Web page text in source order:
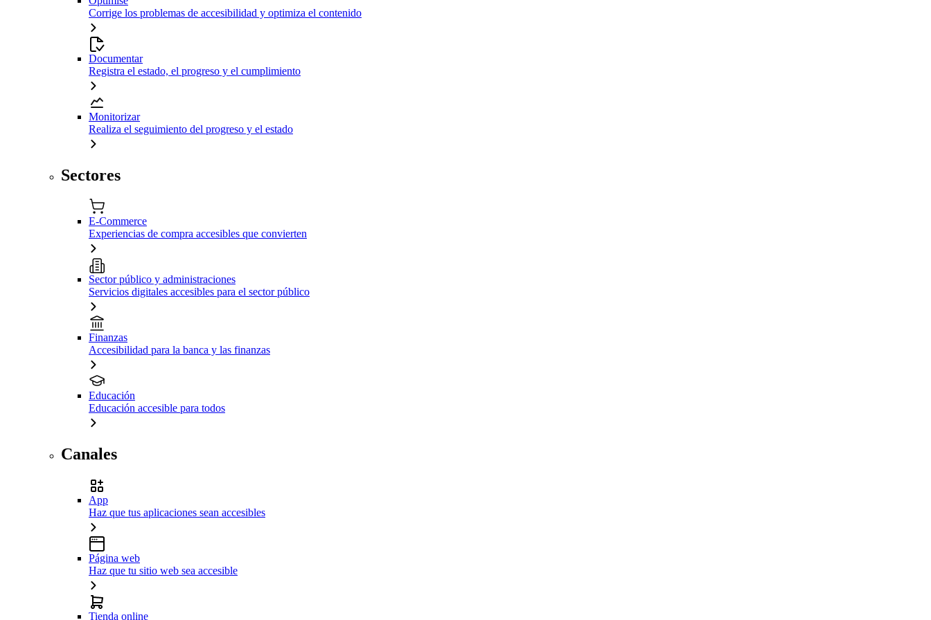
Corrige los problemas de accesibilidad y optimiza el contenido
Documentar
Registra el estado, el progreso y el cumplimiento
Monitorizar
Realiza el seguimiento del progreso y el estado
Sectores
E-Commerce
Experiencias de compra accesibles que convierten
Sector público y administraciones
Servicios digitales accesibles para el sector público
Finanzas
Accesibilidad para la banca y las finanzas
Educación
Educación accesible para todos
Canales
App
Haz que tus aplicaciones sean accesibles
Página web
Haz que tu sitio web sea accesible
Tienda online